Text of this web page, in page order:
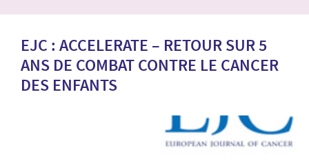
EJC : ACCELERATE – RETOUR SUR 5
ANS DE COMBAT CONTRE LE CANCER
DES ENFANTS